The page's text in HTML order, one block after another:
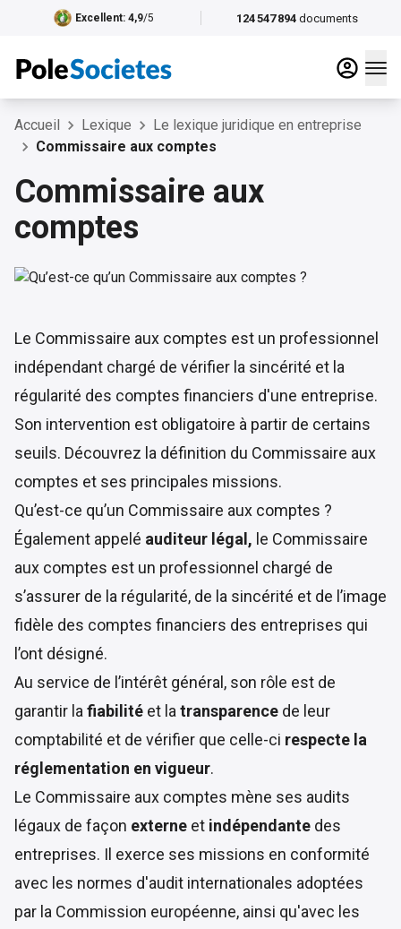
124 547 894 documents
Excellent: 4,9/5
Accueil Lexique
Le lexique juridique en entreprise
Commissaire aux comptes
Commissaire aux
comptes
Le Commissaire aux comptes est un professionnel
indépendant chargé de vérifier la sincérité et la
régularité des comptes financiers d'une entreprise.
Son intervention est obligatoire à partir de certains
seuils. Découvrez la définition du Commissaire aux
comptes et ses principales missions.
Qu’est-ce qu’un Commissaire aux comptes ?
Également appelé auditeur légal, le Commissaire
aux comptes est un professionnel chargé de
s’assurer de la régularité, de la sincérité et de l’image
fidèle des comptes financiers des entreprises qui
l’ont désigné.
Au service de l’intérêt général, son rôle est de
garantir la fiabilité et la transparence de leur
comptabilité et de vérifier que celle-ci respecte la
réglementation en vigueur.
Le Commissaire aux comptes mène ses audits
légaux de façon externe et indépendante des
entreprises. Il exerce ses missions en conformité
avec les normes d'audit internationales adoptées
par la Commission européenne, ainsi qu'avec les